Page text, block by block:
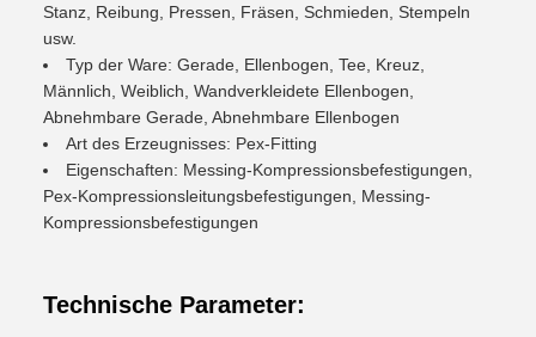
Stanz, Reibung, Pressen, Fräsen, Schmieden, Stempeln
usw.
Typ der Ware: Gerade, Ellenbogen, Tee, Kreuz,
Männlich, Weiblich, Wandverkleidete Ellenbogen,
Abnehmbare Gerade, Abnehmbare Ellenbogen
Art des Erzeugnisses: Pex-Fitting
Eigenschaften: Messing-Kompressionsbefestigungen,
Pex-Kompressionsleitungsbefestigungen, Messing-
Kompressionsbefestigungen
Technische Parameter: